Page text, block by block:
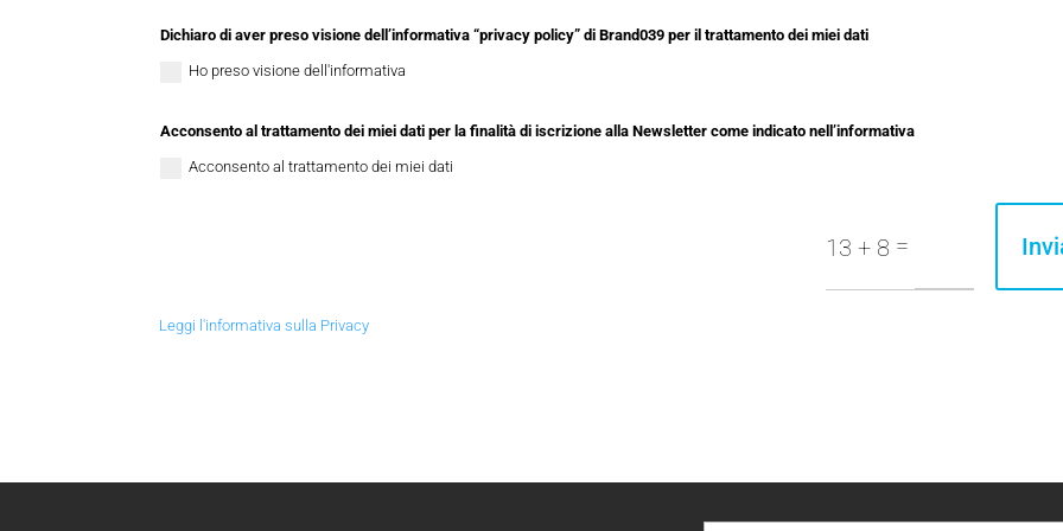
Dichiaro di aver preso visione dell’informativa “privacy policy” di Brand039 per il trattamento dei miei dati
Ho preso visione dell'informativa
Acconsento al trattamento dei miei dati per la finalità di iscrizione alla Newsletter come indicato nell’informativa
Acconsento al trattamento dei miei dati
13 + 8 =
Leggi l'informativa sulla Privacy